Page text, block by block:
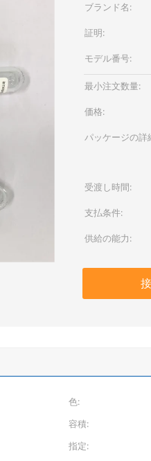
ブランド名:
証明:
モデル番号:
最小注文数量:
価格:
パッケージの詳
受渡し時間:
支払条件:
供給の能力:
色:
容積:
指定: